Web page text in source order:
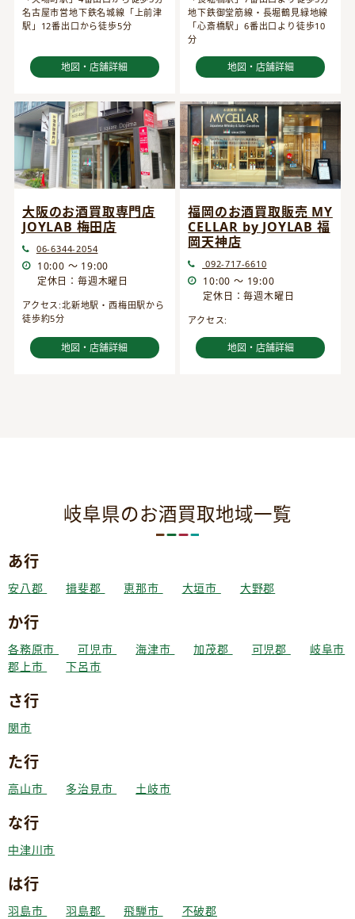
名古屋市営地下鉄名城線「上前津
駅」12番出口から徒歩5分
地図・店舗詳細
地下鉄御堂筋線・長堀鶴見緑地線
「心斎橋駅」6番出口より徒歩10
分
地図・店舗詳細
大阪のお酒買取専門店
JOYLAB 梅田店
06-6344-2054
10:00 ～ 19:00
定休日：毎週木曜日
アクセス:北新地駅・西梅田駅から
徒歩約5分
地図・店舗詳細
福岡のお酒買取販売 MY
CELLAR by JOYLAB 福
岡天神店
092-717-6610
10:00 ～ 19:00
定休日：毎週木曜日
アクセス:
地図・店舗詳細
岐阜県のお酒買取地域一覧
あ行
安八郡 揖斐郡 恵那市 大垣市 大野郡
か行
各務原市 可児市 海津市 加茂郡 可児郡
岐阜市
郡上市
下呂市
さ行
関市
た行
高山市 多治見市 土岐市
な行
中津川市
は行
羽島市 羽島郡 飛騨市 不破郡